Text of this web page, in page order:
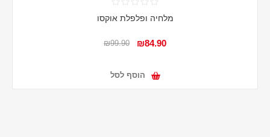
מלחיה ופלפלת אוקסו
₪84.90
₪99.90
הוסף לסל